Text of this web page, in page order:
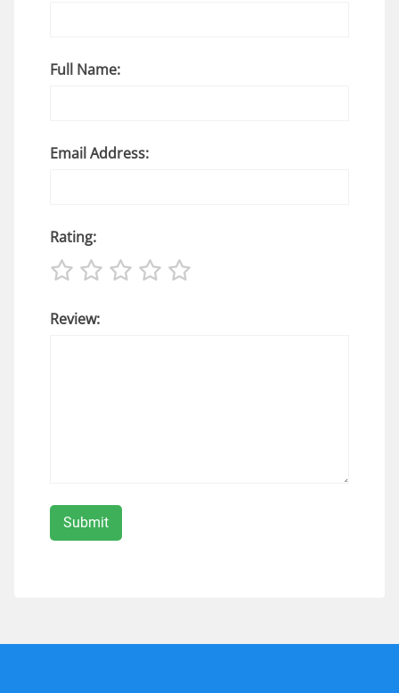
Full Name:
Email Address:
Rating:
Review: